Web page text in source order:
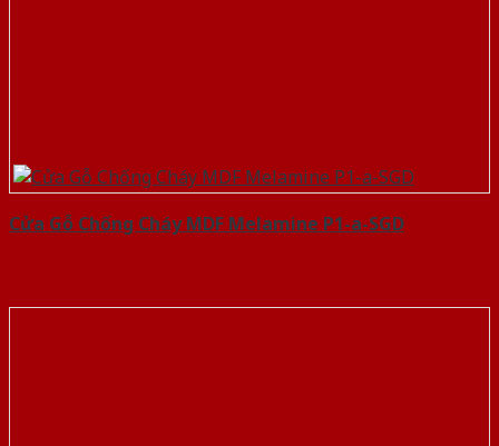
Cửa Gỗ Chống Cháy MDF Melamine P1-a-SGD